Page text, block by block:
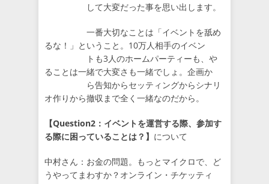
して大変だった事を思い出します。
一番大切なことは「イベントを舐め
るな！」ということ。10万人相手のイベン
トも3人のホームパーティーも、や
ることは一緒で大変さも一緒でしょ。企画か
ら告知からセッティングからシナリ
オ作りから撤収まで全く一緒なのだから。
【Question2：イベントを運営する際、参加す
る際に困っていることは？】 について
中村さん：お金の問題。もっとマイクロで、ど
うやってまわすか？オンライン・チケッティ